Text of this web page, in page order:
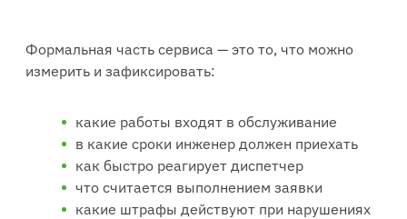
Формальная часть сервиса — это то, что можно
измерить и зафиксировать:
какие работы входят в обслуживание
в какие сроки инженер должен приехать
как быстро реагирует диспетчер
что считается выполнением заявки
какие штрафы действуют при нарушениях